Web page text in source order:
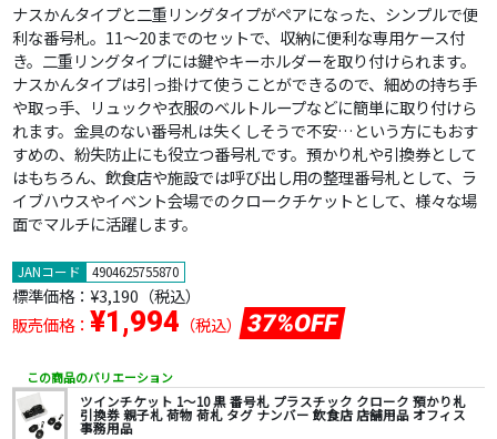
ナスかんタイプと二重リングタイプがペアになった、シンプルで便
利な番号札。11～20までのセットで、収納に便利な専用ケース付
き。二重リングタイプには鍵やキーホルダーを取り付けられます。
ナスかんタイプは引っ掛けて使うことができるので、細めの持ち手
や取っ手、リュックや衣服のベルトループなどに簡単に取り付けら
れます。金具のない番号札は失くしそうで不安…という方にもおす
すめの、紛失防止にも役立つ番号札です。預かり札や引換券として
はもちろん、飲食店や施設では呼び出し用の整理番号札として、ラ
イブハウスやイベント会場でのクロークチケットとして、様々な場
面でマルチに活躍します。
JANコード 4904625755870
標準価格： ¥3,190 （税込）
販売価格： ¥1,994 （税込） 37%OFF
この商品のバリエーション
ツインチケット 1～10 黒 番号札 プラスチック クローク 預かり札
引換券 親子札 荷物 荷札 タグ ナンバー 飲食店 店舗用品 オフィス
事務用品